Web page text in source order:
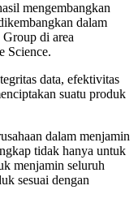
mengembangkan
dalam
di area
Science.
data, efektivitas
suatu produk
dalam menjamin
tidak hanya untuk
menjamin seluruh
sesuai dengan